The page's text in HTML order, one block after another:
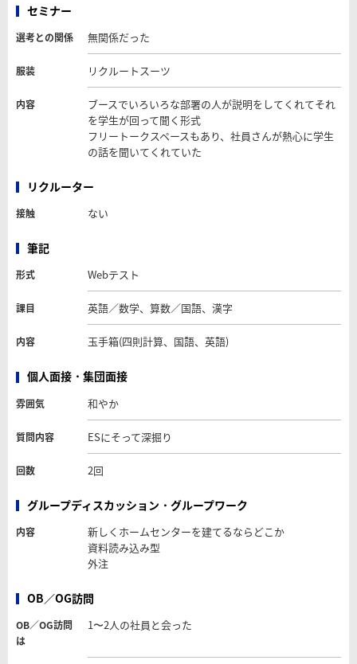
セミナー
選考との関係 無関係だった
服装 リクルートスーツ
内容
ブースでいろいろな部署の人が説明をしてくれてそれ
を学生が回って聞く形式
フリートークスペースもあり、社員さんが熱心に学生
の話を聞いてくれていた
リクルーター
接触 ない
筆記
形式 Webテスト
課目 英語／数学、算数／国語、漢字
内容 玉手箱(四則計算、国語、英語)
個人面接・集団面接
雰囲気 和やか
質問内容 ESにそって深掘り
回数 2回
グループディスカッション・グループワーク
内容
新しくホームセンターを建てるならどこか
資料読み込み型
外注
OB／OG訪問
OB／OG訪問
は
1〜2人の社員と会った